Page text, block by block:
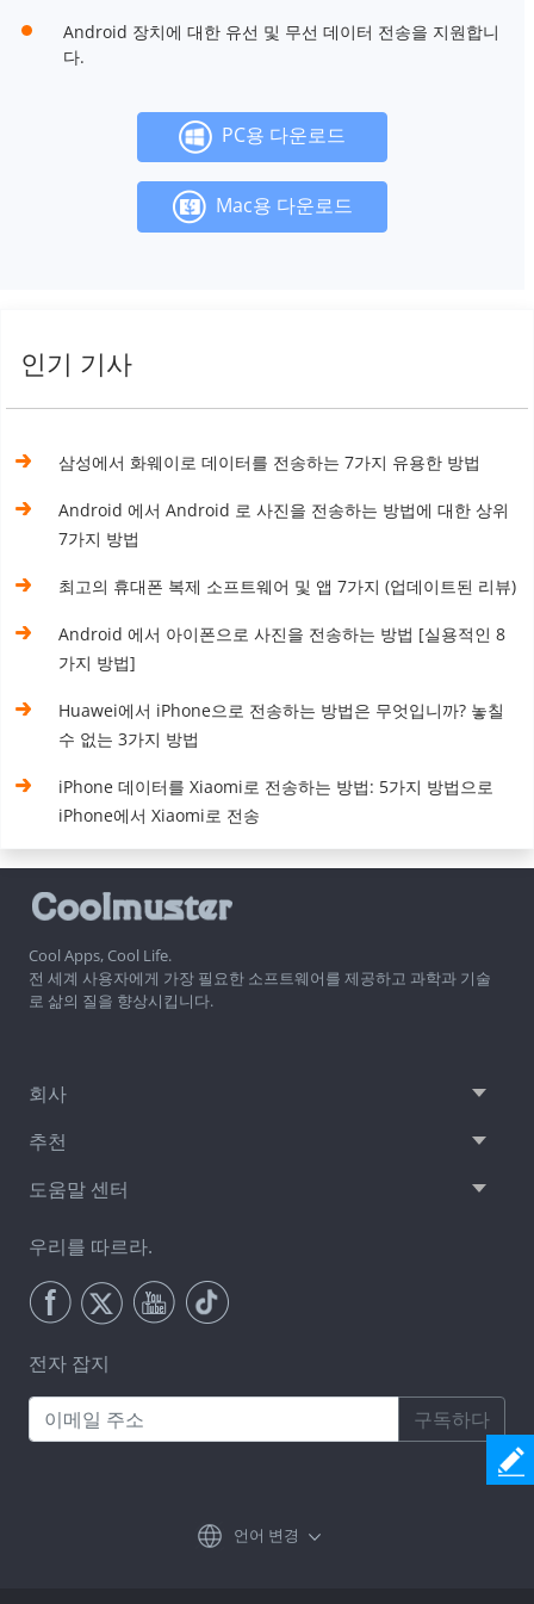
Android 장치에 대한 유선 및 무선 데이터 전송을 지원합니
다.
PC용 다운로드
Mac용 다운로드
인기 기사
삼성에서 화웨이로 데이터를 전송하는 7가지 유용한 방법
Android 에서 Android 로 사진을 전송하는 방법에 대한 상위
7가지 방법
최고의 휴대폰 복제 소프트웨어 및 앱 7가지 (업데이트된 리뷰)
Android 에서 아이폰으로 사진을 전송하는 방법 [실용적인 8
가지 방법]
Huawei에서 iPhone으로 전송하는 방법은 무엇입니까? 놓칠
수 없는 3가지 방법
iPhone 데이터를 Xiaomi로 전송하는 방법: 5가지 방법으로
iPhone에서 Xiaomi로 전송
Cool Apps, Cool Life.
전 세계 사용자에게 가장 필요한 소프트웨어를 제공하고 과학과 기술
로 삶의 질을 향상시킵니다.
회사
추천
도움말 센터
우리를 따르라.
전자 잡지
구독하다
언어 변경